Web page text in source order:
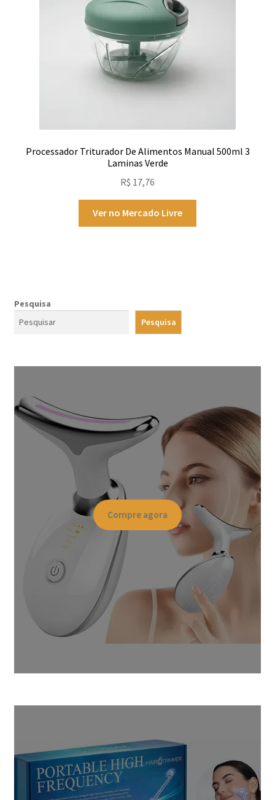
Processador Triturador De Alimentos Manual 500ml 3
Laminas Verde
R$ 17,76
Ver no Mercado Livre
Pesquisa
Pesquisa
Compre agora